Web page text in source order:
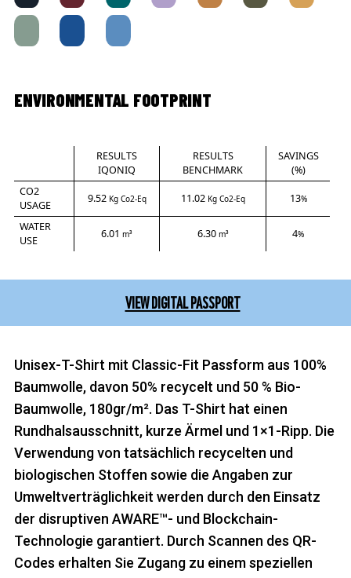
ENVIRONMENTAL FOOTPRINT
RESULTS
IQONIQ
RESULTS
BENCHMARK
SAVINGS
(%)
CO2
USAGE
9.52 Kg Co2-Eq 11.02 Kg Co2-Eq 13%
WATER
USE
6.01 m³ 6.30 m³ 4%
VIEW DIGITAL PASSPORT
Unisex-T-Shirt mit Classic-Fit Passform aus 100%
Baumwolle, davon 50% recycelt und 50 % Bio-
Baumwolle, 180gr/m². Das T-Shirt hat einen
Rundhalsausschnitt, kurze Ärmel und 1×1-Ripp. Die
Verwendung von tatsächlich recycelten und
biologischen Stoffen sowie die Angaben zur
Umweltverträglichkeit werden durch den Einsatz
der disruptiven AWARE™- und Blockchain-
Technologie garantiert. Durch Scannen des QR-
Codes erhalten Sie Zugang zu einem speziellen